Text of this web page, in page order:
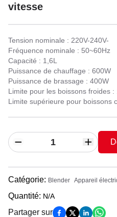
vitesse
Tension nominale : 220V-240V-
Fréquence nominale : 50~60Hz
Capacité : 1,6L
Puissance de chauffage : 600W
Puissance de brassage : 400W
Limite pour les boissons froides :
Limite supérieure pour boissons
Catégorie: Blender Appareil
Quantité: N/A
Partager sur